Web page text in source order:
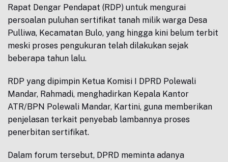
Rapat Dengar Pendapat (RDP) untuk mengurai
persoalan puluhan sertifikat tanah milik warga Desa
Pulliwa, Kecamatan Bulo, yang hingga kini belum terbit
meski proses pengukuran telah dilakukan sejak
beberapa tahun lalu.
RDP yang dipimpin Ketua Komisi I DPRD Polewali
Mandar, Rahmadi, menghadirkan Kepala Kantor
ATR/BPN Polewali Mandar, Kartini, guna memberikan
penjelasan terkait penyebab lambannya proses
penerbitan sertifikat.
Dalam forum tersebut, DPRD meminta adanya